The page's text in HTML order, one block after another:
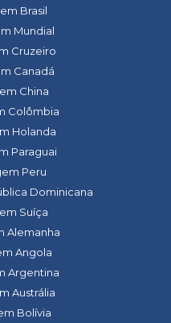
Brasil
Mundial
Cruzeiro
Canadá
China
Colômbia
Holanda
Paraguai
Peru
Dominicana
Suíça
Alemanha
Angola
Argentina
Austrália
Bolívia